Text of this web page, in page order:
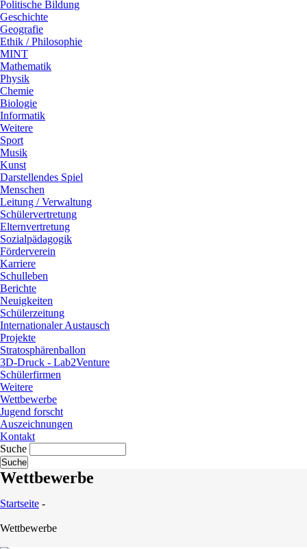
Politische Bildung
Geschichte
Geografie
Ethik / Philosophie
MINT
Mathematik
Physik
Chemie
Biologie
Informatik
Weitere
Sport
Musik
Kunst
Darstellendes Spiel
Menschen
Leitung / Verwaltung
Schülervertretung
Elternvertretung
Sozialpädagogik
Förderverein
Karriere
Schulleben
Berichte
Neuigkeiten
Schülerzeitung
Internationaler Austausch
Projekte
Stratosphärenballon
3D-Druck - Lab2Venture
Schülerfirmen
Weitere
Wettbewerbe
Jugend forscht
Auszeichnungen
Kontakt
Suche
Wettbewerbe
Startseite -
Wettbewerbe